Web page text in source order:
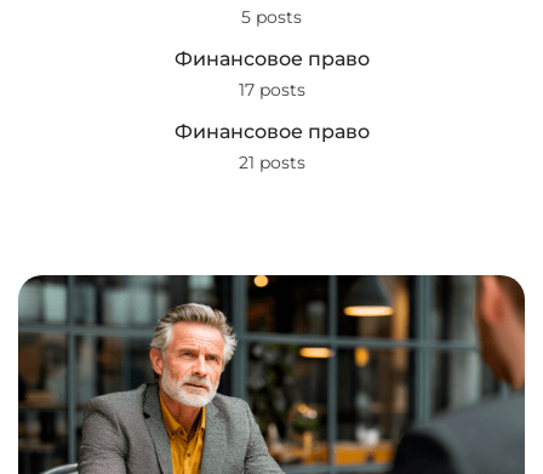
5 posts
Финансовое право
17 posts
Финансовое право
21 posts